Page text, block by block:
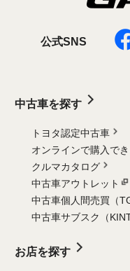
公式SNS
中古車を探す
トヨタ認定中古車
オンラインで購入で
クルマカタログ
中古車アウトレット
中古車個人間売買（
中古車サブスク（
お店を探す